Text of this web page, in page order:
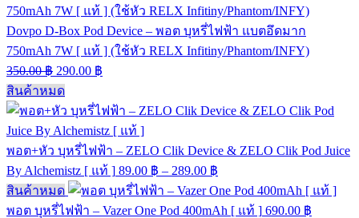
Dovpo D-Box Pod Device – พอต บุหรี่ไฟฟ้า แบตอึดมาก
750mAh 7W [ แท้ ] (ใช้หัว RELX Infitiny/Phantom/INFY)
350.00฿ 290.00 ฿
สินค้าหมด
พอต+หัว บุหรี่ไฟฟ้า – ZELO Clik Device & ZELO Clik Pod Juice
By Alchemistz [ แท้ ] 89.00 ฿ – 289.00 ฿
สินค้าหมด
พอต บุหรี่ไฟฟ้า – Vazer One Pod 400mAh [ แท้ ] 690.00 ฿